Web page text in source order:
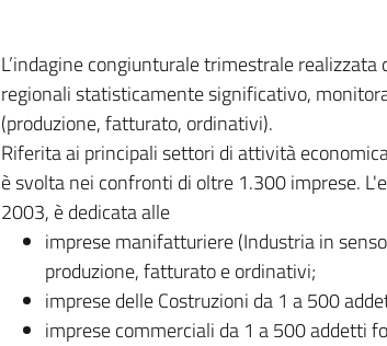
L’indagine congiunturale trimestrale
regionali statisticamente significativo,
(produzione, fatturato, ordinativi).
Riferita ai principali settori di attività
è svolta nei confronti di oltre 1.300 imprese.
2003, è dedicata alle
imprese manifatturiere (Industria in
produzione, fatturato e ordinativi;
imprese delle Costruzioni da 1 a 500
imprese commerciali da 1 a 500 addetti